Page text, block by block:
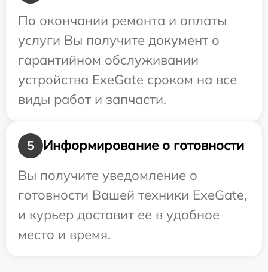
По окончании ремонта и оплаты
услуги Вы получите документ о
гарантийном обслуживании
устройства ExeGate сроком на все
виды работ и запчасти.
5
Информирование о готовности
Вы получите уведомление о
готовности Вашей техники ExeGate,
и курьер доставит ее в удобное
место и время.